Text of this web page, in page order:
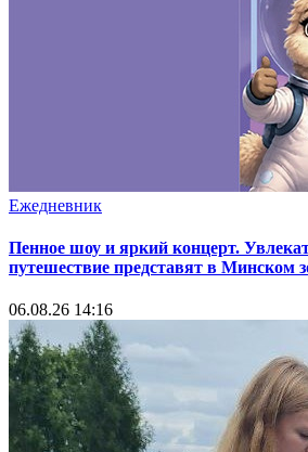
Ежедневник
Пенное шоу и яркий концерт.
путешествие представят в Минском
06.08.26 14:16